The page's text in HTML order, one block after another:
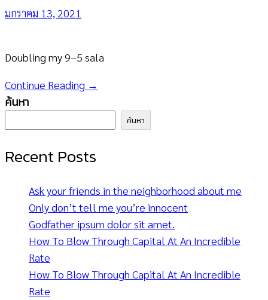
มกราคม 13, 2021
Doubling my 9–5 sala
Continue Reading →
ค้นหา
ค้นหา
Recent Posts
Ask your friends in the neighborhood about me
Only don’t tell me you’re innocent
Godfather ipsum dolor sit amet.
How To Blow Through Capital At An Incredible
Rate
How To Blow Through Capital At An Incredible
Rate